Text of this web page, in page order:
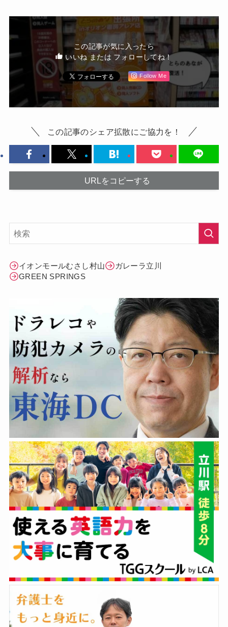
この記事が気に入ったら
いいね または フォローしてね！
Follow Me
この記事のシェア拡散にご協力を！
URLをコピーする
イオンモールむさし村山
ガレーラ立川
GREEN SPRINGS